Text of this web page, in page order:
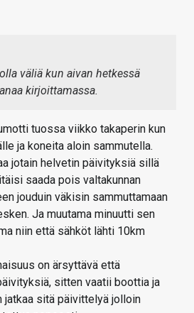
väliä kun aivan hetkessä
kirjoittamassa.
tuossa viikko takaperin kun
ja koneita aloin sammutella.
jotain helvetin päivityksiä sillä
saada pois valtakunnan
jouduin väkisin sammuttamaan
Ja muutama minuutti sen
niin että sähköt lähti 10km
on ärsyttävä että
sitten vaatii boottia ja
jatkaa sitä päivittelyä jolloin